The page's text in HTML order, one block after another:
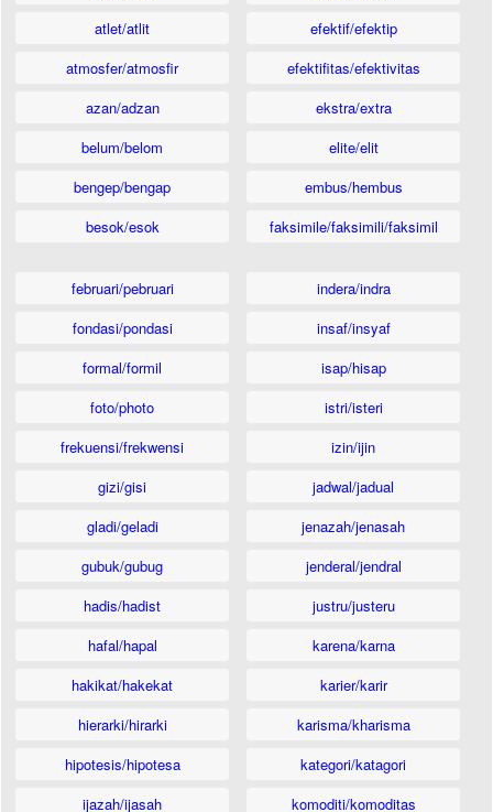
atlet/atlit
atmosfer/atmosfir
azan/adzan
belum/belom
bengep/bengap
besok/esok
efektif/efektip
efektifitas/efektivitas
ekstra/extra
elite/elit
embus/hembus
faksimile/faksimili/faksimil
februari/pebruari
fondasi/pondasi
formal/formil
foto/photo
frekuensi/frekwensi
gizi/gisi
gladi/geladi
gubuk/gubug
hadis/hadist
hafal/hapal
hakikat/hakekat
hierarki/hirarki
hipotesis/hipotesa
ijazah/ijasah
indera/indra
insaf/insyaf
isap/hisap
istri/isteri
izin/ijin
jadwal/jadual
jenazah/jenasah
jenderal/jendral
justru/justeru
karena/karna
karier/karir
karisma/kharisma
kategori/katagori
komoditi/komoditas